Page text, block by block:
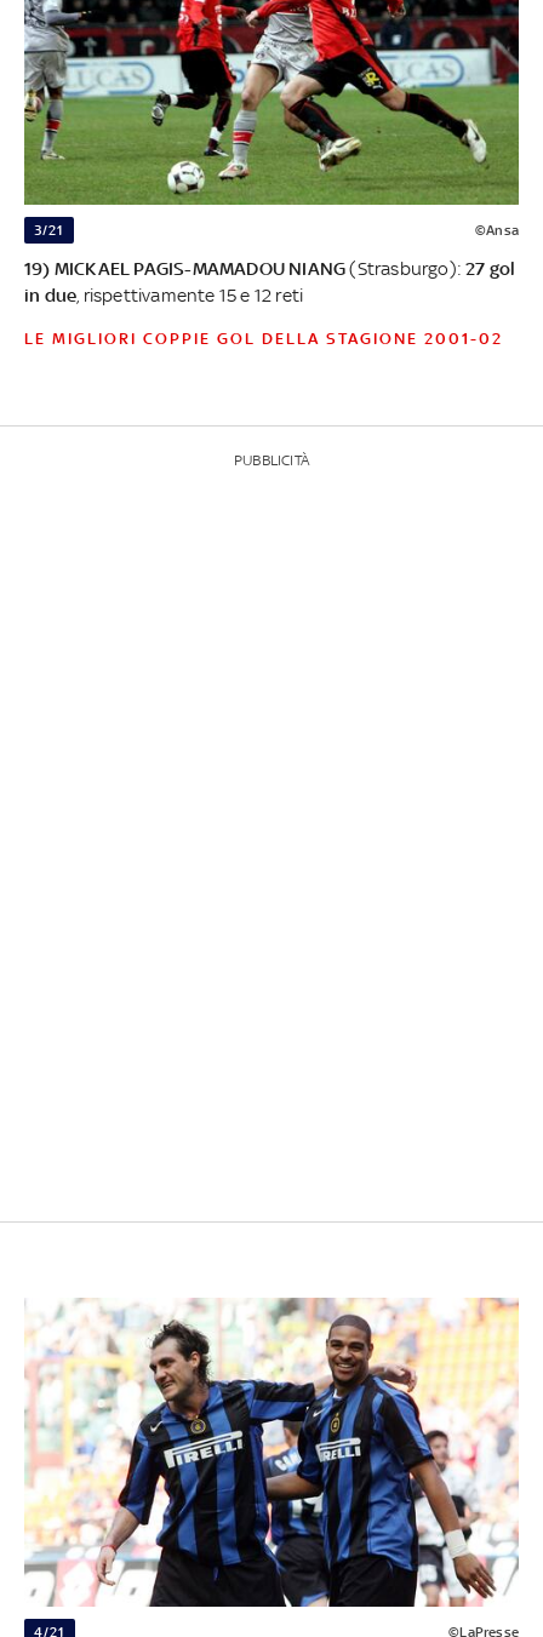
3/21 ©Ansa
19) MICKAEL PAGIS-MAMADOU NIANG(Strasburgo):27 gol
in due , rispettivamente 15 e 12 reti
LE MIGLIORI COPPIE GOL DELLA STAGIONE 2001-02
PUBBLICITÀ
4/21 ©LaPresse